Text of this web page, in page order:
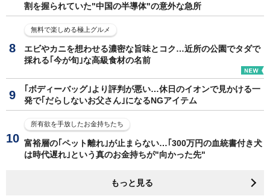
割を握られていた"中国の半導体"の意外な急所
無料で楽しめる極上グルメ
エビやカニを想わせる濃密な旨味とコク…近所の公園でタダで
採れる｢今が旬｣な高級食材の名前
｢ボディーバッグ｣より評判が悪い…休日のイオンで見かける一
発で｢だらしないお父さん｣になるNGアイテム
所有欲を手放したお金持ちたち
富裕層の｢ペット離れ｣が止まらない…｢300万円の血統書付き犬
は時代遅れ｣という真のお金持ちが"向かった先"
もっと見る